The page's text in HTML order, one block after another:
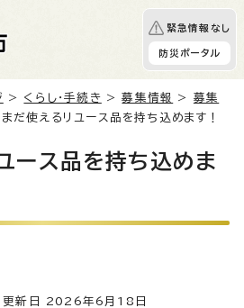
緊急情報なし
防災ポータル
> くらし・手続き >募集情報 > 募集
だ使えるリユース品を持ち込めます！
ース品を持ち込めま
新日 2026年6月18日